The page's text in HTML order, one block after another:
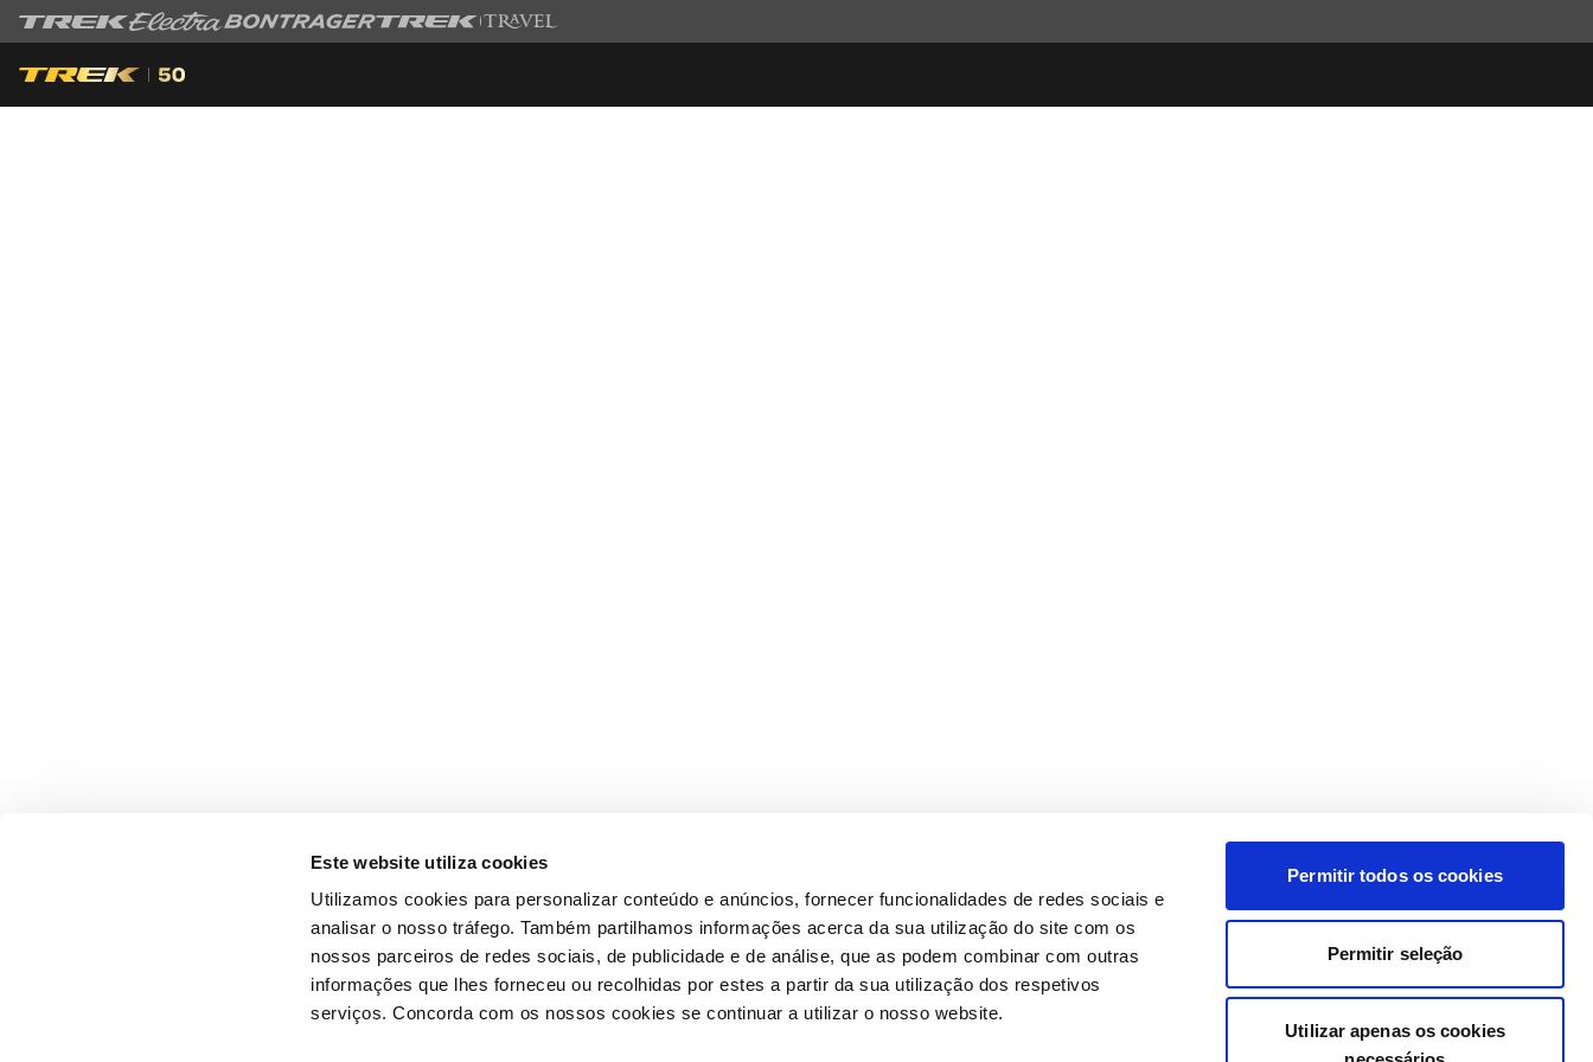
Este website utiliza cookies
Utilizamos cookies para personalizar conteúdo e anúncios, fornecer funcionalidades de redes sociais e
analisar o nosso tráfego. Também partilhamos informações acerca da sua utilização do site com os
nossos parceiros de redes sociais, de publicidade e de análise, que as podem combinar com outras
informações que lhes forneceu ou recolhidas por estes a partir da sua utilização dos respetivos
serviços. Concorda com os nossos cookies se continuar a utilizar o nosso website.
Permitir todos os cookies
Permitir seleção
Utilizar apenas os cookies